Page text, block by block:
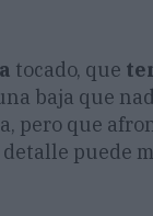
tocado, que
baja que
pero que
puede